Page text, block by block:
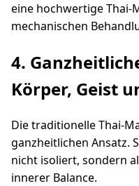
eine hochwertige Thai-
mechanischen
4.
Körper, Geist
Die traditionelle Thai-
ganzheitlichen Ansatz.
nicht isoliert, sondern
innerer Balance.